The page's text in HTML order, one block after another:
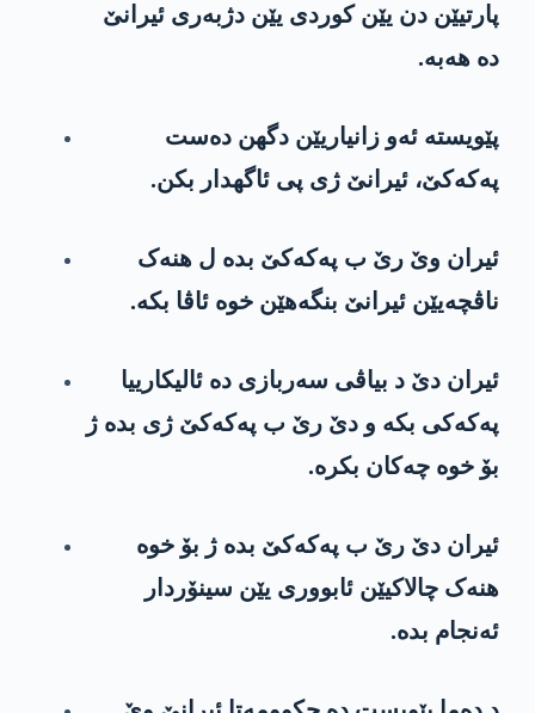
پارتیێن دن یێن کوردی یێن دژبەری ئیرانێ
دە هەبە.
پێویستە ئەو زانیاریێن دگهن دەست
پەکەکێ، ئیرانێ ژی پی ئاگهدار بکن.
ئیران وێ رێ ب پەکەکێ بدە ل هنەک
ناڤچەیێن ئیرانێ بنگەهێن خوە ئاڤا بکە.
ئیران دێ د بیاڤی سەربازی دە ئالیکارییا
پەکەکی بکە و دێ رێ ب پەکەکێ ژی بدە ژ
بۆ خوە چەکان بکرە.
ئیران دێ رێ ب پەکەکێ بدە ژ بۆ خوە
هنەک چالاکیێن ئابووری یێن سینۆردار
ئەنجام بدە.